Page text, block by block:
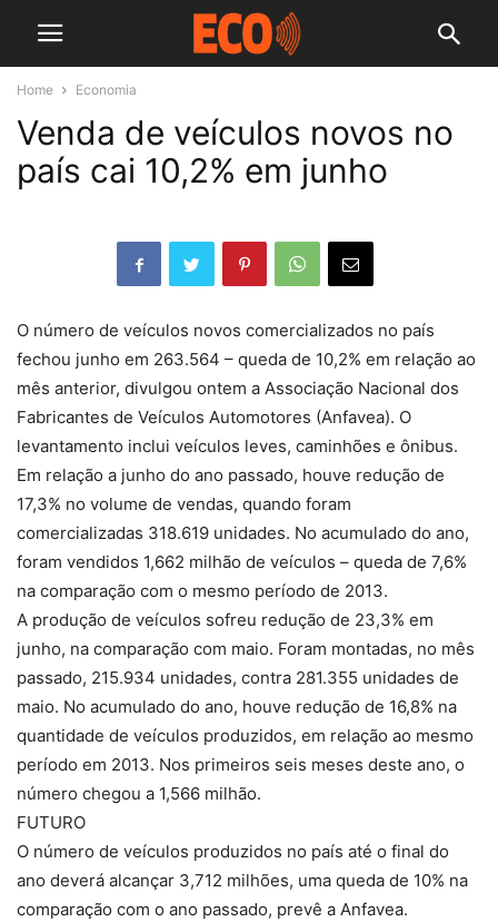
Home Economia
Venda de veículos novos no
país cai 10,2% em junho
O número de veículos novos comercializados no país
fechou junho em 263.564 – queda de 10,2% em relação ao
mês anterior, divulgou ontem a Associação Nacional dos
Fabricantes de Veículos Automotores (Anfavea). O
levantamento inclui veículos leves, caminhões e ônibus.
Em relação a junho do ano passado, houve redução de
17,3% no volume de vendas, quando foram
comercializadas 318.619 unidades. No acumulado do ano,
foram vendidos 1,662 milhão de veículos – queda de 7,6%
na comparação com o mesmo período de 2013.
A produção de veículos sofreu redução de 23,3% em
junho, na comparação com maio. Foram montadas, no mês
passado, 215.934 unidades, contra 281.355 unidades de
maio. No acumulado do ano, houve redução de 16,8% na
quantidade de veículos produzidos, em relação ao mesmo
período em 2013. Nos primeiros seis meses deste ano, o
número chegou a 1,566 milhão.
FUTURO
O número de veículos produzidos no país até o final do
ano deverá alcançar 3,712 milhões, uma queda de 10% na
comparação com o ano passado, prevê a Anfavea.